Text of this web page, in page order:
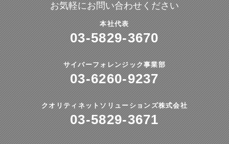
お気軽にお問い合わせください
本社代表
03-5829-3670
サイバーフォレンジック事業部
03-6260-9237
クオリティネットソリューションズ株式会社
03-5829-3671